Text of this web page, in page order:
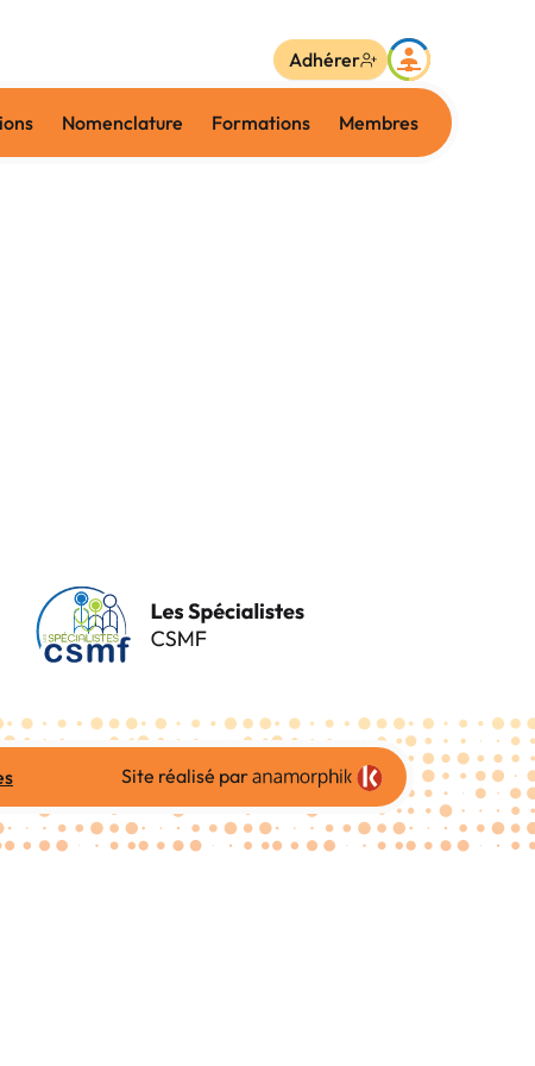
Nomenclature Formations Membres
Adhérer
Site réalisé par